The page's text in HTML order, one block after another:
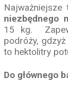
niezbędnego
15 kg.
podróży,
to hektolitry
Do głównego